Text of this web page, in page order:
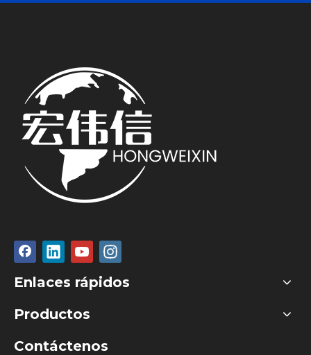
Enlaces rápidos
Productos
Contáctenos